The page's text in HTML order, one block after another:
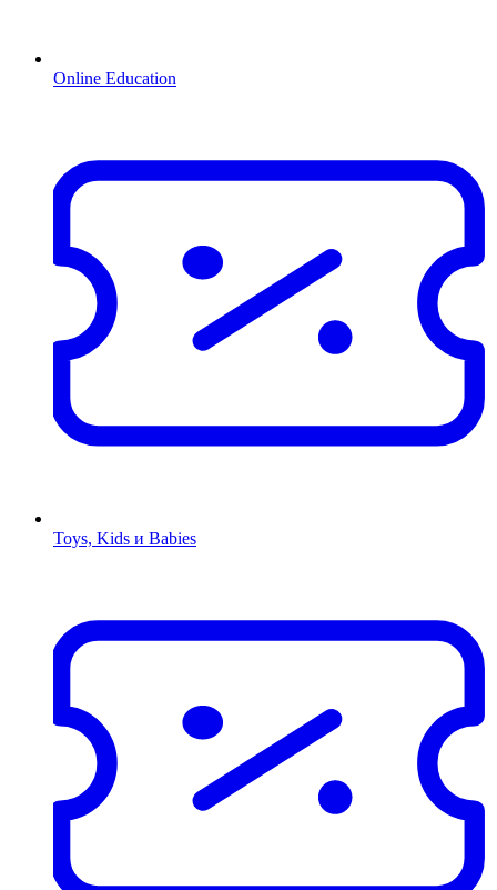
Online Education
Toys, Kids и Babies